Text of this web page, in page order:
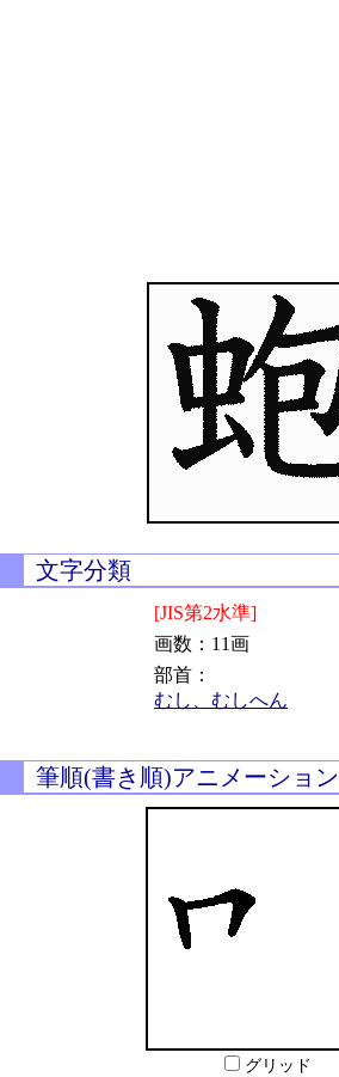
文字分類
[JIS第2水準]
画数：11画
部首：
むし、むしへん
筆順(書き順)アニメーション
グリッド